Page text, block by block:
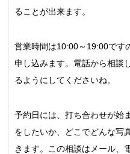
ることが出来ます。
営業時間は10:00～19:00です
申し込みます。電話から相談
るようにしてくださいね。
予約日には、打ち合わせが始
をしたいか、どこでどんな写
きます。この相談はメール、